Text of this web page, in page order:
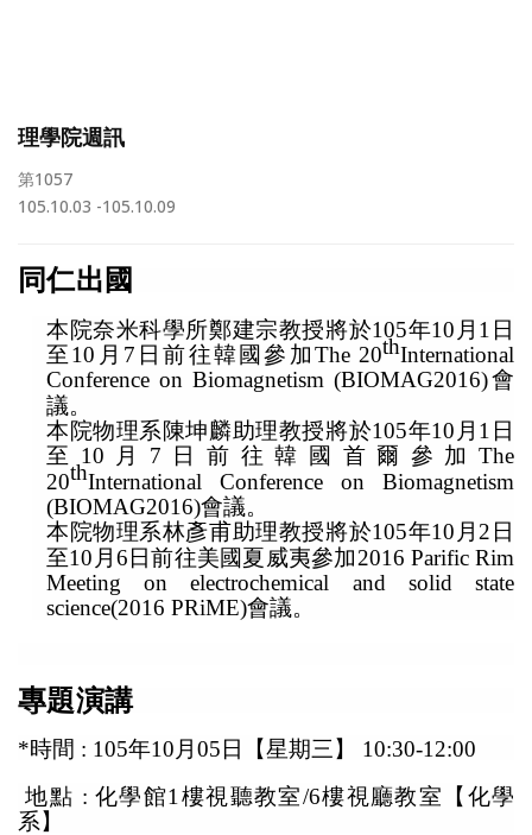
理學院週訊
第1057
105.10.03 -105.10.09
同仁出國
本院奈米科學所鄭建宗教授將於105年10 月 1 日
至10 月 7 日前往韓國參加The 20thInternational
Conference on Biomagnetism (BIOMAG2016)會
議。
本院物理系陳坤麟助理教授將於105年10 月 1 日
至 10 月 7 日前往韓國首爾參加The
20thInternational Conference on Biomagnetism
(BIOMAG2016)會議。
本院物理系林彥甫助理教授將於105年10 月2 日
至10 月 6 日前往美國夏威夷參加2016 Parific Rim
Meeting on electrochemical and solid state
science(2016 PRiME)會議。
專題演講
*時間 : 105年10月05日【星期三】 10:30-12:00
地點 :化學館1 樓視聽教室/6樓視廳教室
【化學
系】